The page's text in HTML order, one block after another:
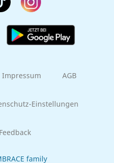
Impressum AGB
Einstellungen
family